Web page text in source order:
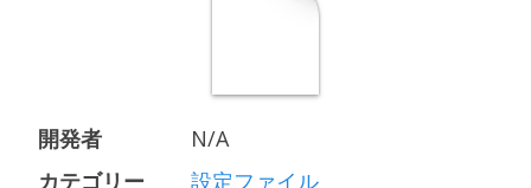
開発者
N/A
カテゴリー
設定ファイル